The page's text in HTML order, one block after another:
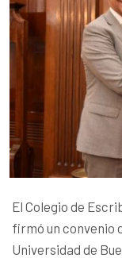
El Colegio de
firmó un convenio
Universidad de